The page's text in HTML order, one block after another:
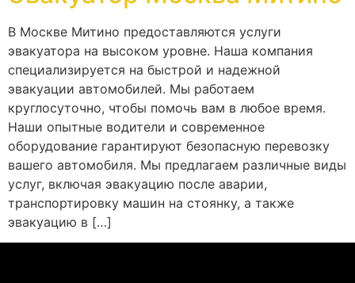
В Москве Митино предоставляются услуги
эвакуатора на высоком уровне. Наша компания
специализируется на быстрой и надежной
эвакуации автомобилей. Мы работаем
круглосуточно, чтобы помочь вам в любое время.
Наши опытные водители и современное
оборудование гарантируют безопасную перевозку
вашего автомобиля. Мы предлагаем различные виды
услуг, включая эвакуацию после аварии,
транспортировку машин на стоянку, а также
эвакуацию в […]